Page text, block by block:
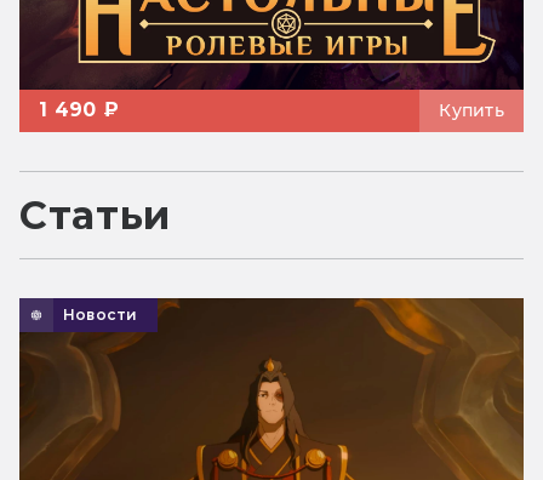
1 490 ₽ Купить
Статьи
Новости